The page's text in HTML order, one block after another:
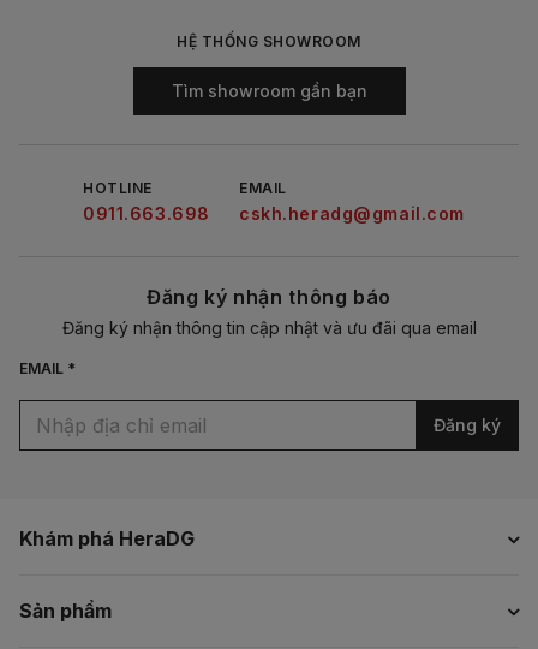
Khám phá HeraDG
Sản phẩm
HỆ THỐNG SHOWROOM
Tìm showroom gần bạn
HOTLINE
0911.663.698
EMAIL
cskh.heradg@gmail.com
Đăng ký nhận thông báo
Đăng ký nhận thông tin cập nhật và ưu đãi qua email
EMAIL *
Đăng ký